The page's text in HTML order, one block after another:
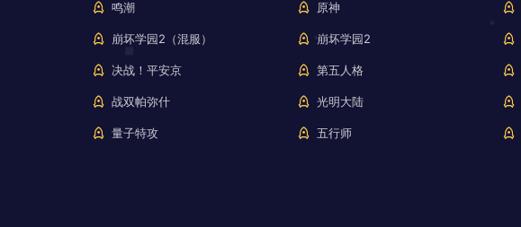
鸣潮 原神
崩坏学园2（混服） 崩坏学园2
决战！平安京 第五人格
战双帕弥什 光明大陆
量子特攻 五行师